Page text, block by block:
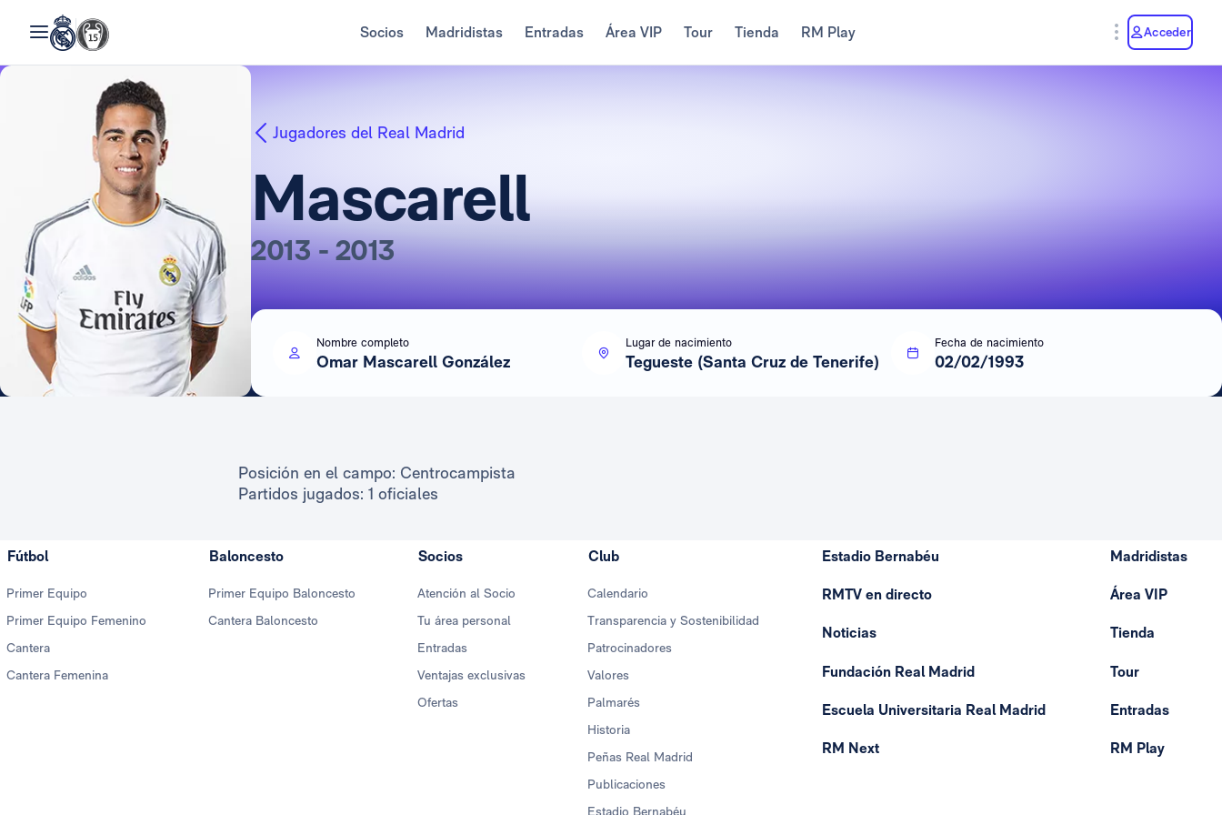
Socios Madridistas Entradas Área VIP Tour Tienda RM Play Acceder
Jugadores del Real Madrid
Mascarell
2013 - 2013
Nombre completo
Omar Mascarell González
Lugar de nacimiento
Tegueste (Santa Cruz de Tenerife)
Fecha de nacimiento
02/02/1993
Posición en el campo: Centrocampista
Partidos jugados: 1 oficiales
Fútbol
Primer Equipo
Primer Equipo Femenino
Cantera
Cantera Femenina
Baloncesto
Primer Equipo Baloncesto
Cantera Baloncesto
Socios
Atención al Socio
Tu área personal
Entradas
Ventajas exclusivas
Ofertas
Club
Calendario
Transparencia y Sostenibilidad
Patrocinadores
Valores
Palmarés
Historia
Peñas Real Madrid
Publicaciones
Estadio Bernabéu
Estadio Bernabéu
RMTV en directo
Noticias
Fundación Real Madrid
Escuela Universitaria Real Madrid
RM Next
Madridistas
Área VIP
Tienda
Tour
Entradas
RM Play